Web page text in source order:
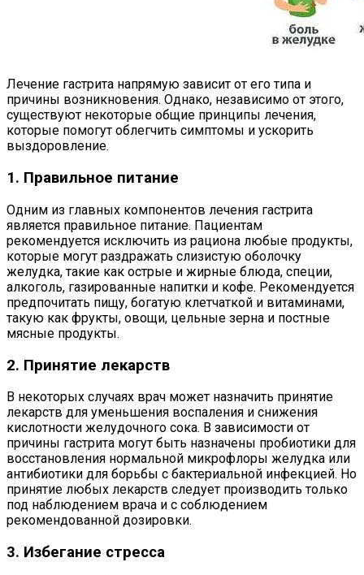
Лечение гастрита напрямую зависит от его типа и
причины возникновения. Однако, независимо от этого,
существуют некоторые общие принципы лечения,
которые помогут облегчить симптомы и ускорить
выздоровление.
1. Правильное питание
Одним из главных компонентов лечения гастрита
является правильное питание. Пациентам
рекомендуется исключить из рациона любые продукты,
которые могут раздражать слизистую оболочку
желудка, такие как острые и жирные блюда, специи,
алкоголь, газированные напитки и кофе. Рекомендуется
предпочитать пищу, богатую клетчаткой и витаминами,
такую как фрукты, овощи, цельные зерна и постные
мясные продукты.
2. Принятие лекарств
В некоторых случаях врач может назначить принятие
лекарств для уменьшения воспаления и снижения
кислотности желудочного сока. В зависимости от
причины гастрита могут быть назначены пробиотики для
восстановления нормальной микрофлоры желудка или
антибиотики для борьбы с бактериальной инфекцией. Но
принятие любых лекарств следует производить только
под наблюдением врача и с соблюдением
рекомендованной дозировки.
3. Избегание стресса